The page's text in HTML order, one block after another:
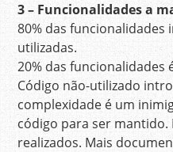
3 – Funcionalidades a
80% das funcionalidades
utilizadas.
20% das funcionalidades
Código não-utilizado
complexidade é um
código para ser mantido.
realizados. Mais